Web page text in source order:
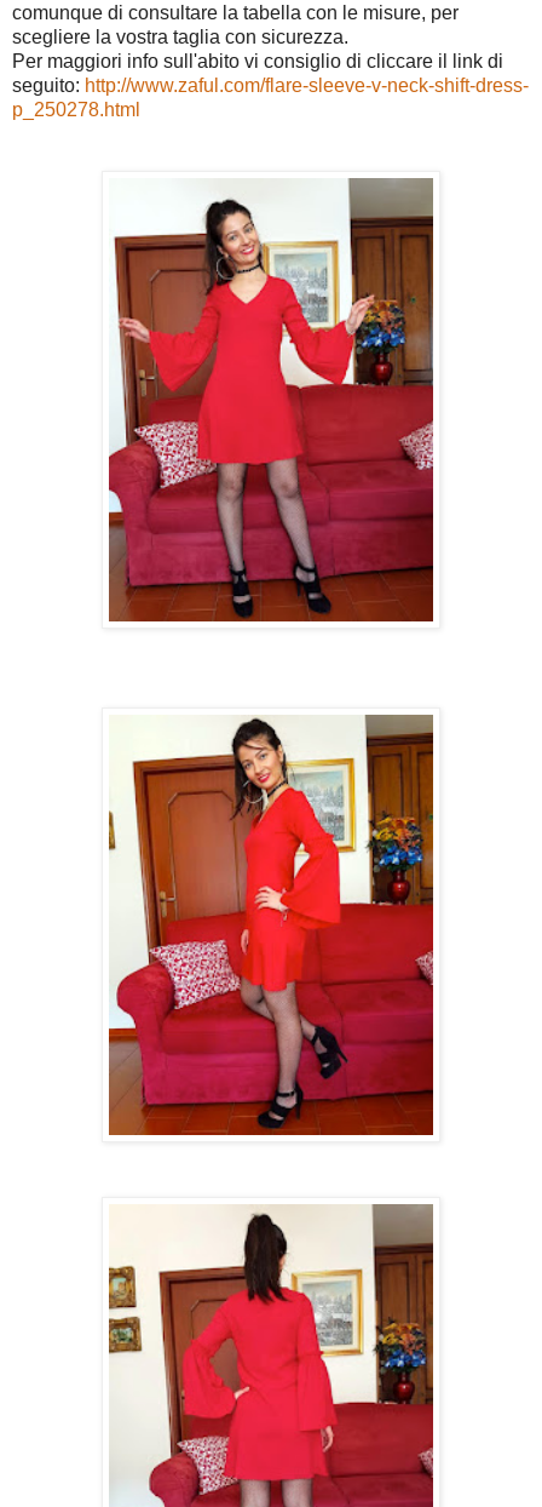
comunque di consultare la tabella con le misure, per
scegliere la vostra taglia con sicurezza.
Per maggiori info sull'abito vi consiglio di cliccare il link di
seguito: http://www.zaful.com/flare-sleeve-v-neck-shift-dress-
p_250278.html